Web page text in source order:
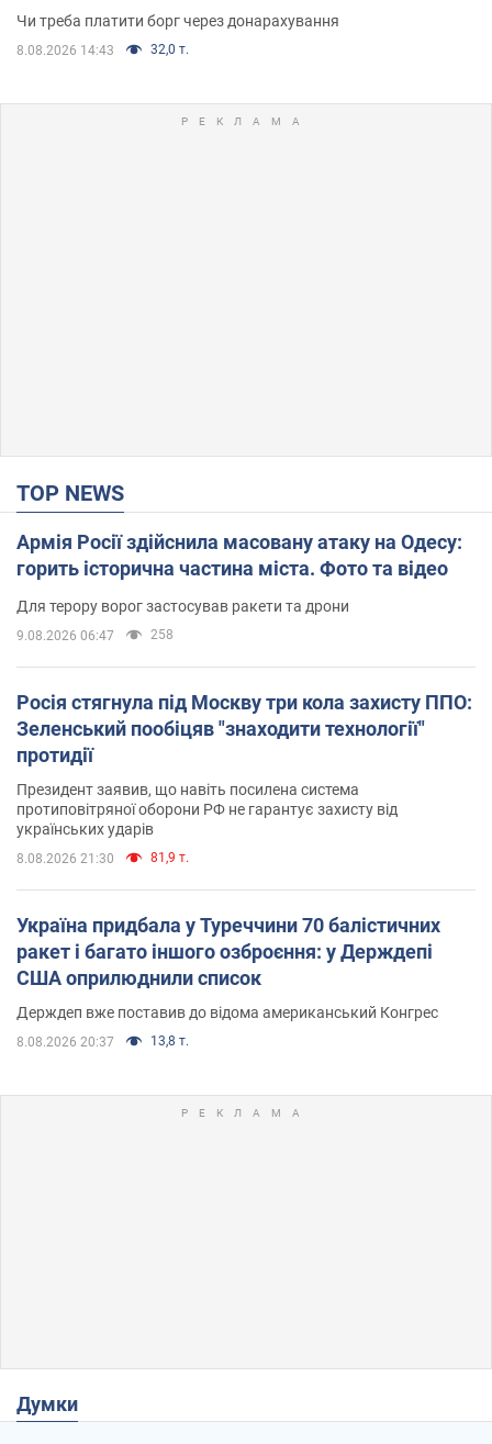
Чи треба платити борг через донарахування
8.08.2026 14:43 32,0 т.
TOP NEWS
Армія Росії здійснила масовану атаку на Одесу:
горить історична частина міста. Фото та відео
Для терору ворог застосував ракети та дрони
9.08.2026 06:47 258
Росія стягнула під Москву три кола захисту ППО:
Зеленський пообіцяв "знаходити технології"
протидії
Президент заявив, що навіть посилена система
протиповітряної оборони РФ не гарантує захисту від
українських ударів
8.08.2026 21:30 81,9 т.
Україна придбала у Туреччини 70 балістичних
ракет і багато іншого озброєння: у Держдепі
США оприлюднили список
Держдеп вже поставив до відома американський Конгрес
8.08.2026 20:37 13,8 т.
Думки